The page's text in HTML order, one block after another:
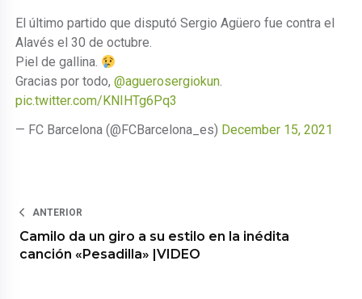
El último partido que disputó Sergio Agüero fue contra el
Alavés el 30 de octubre.
Piel de gallina.
Gracias por todo,@aguerosergiokun.
pic.twitter.com/KNIHTg6Pq3
— FC Barcelona (@FCBarcelona_es) December 15, 2021
ANTERIOR
Camilo da un giro a su estilo en la inédita
canción «Pesadilla» |VIDEO